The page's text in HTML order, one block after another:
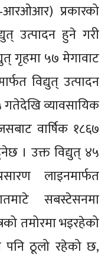
प्रकारको
उत्पादन हुने गरी
गृहमा ५७ मेगावाट
विद्युत् उत्पादन
व्यावसायिक
वार्षिक १८६७
। उक्त विद्युत् ४५
लाइनमार्फत
सबस्टेसनमा
तमोरमा भइरहेको
पनि ठूलो रहेको छ,